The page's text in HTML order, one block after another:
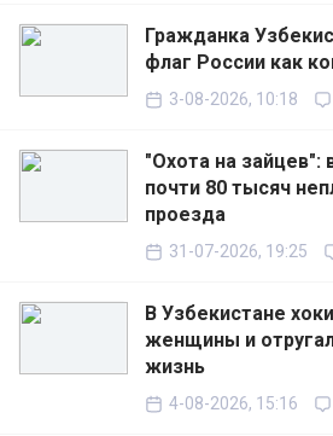
Гражданка
флаг России как
3-08-2026, 10:18
"Охота на зайцев":
почти 80 тысяч
проезда
31-07-2026, 19:25
В Узбекистане
женщины и
жизнь
4-08-2026, 15:16